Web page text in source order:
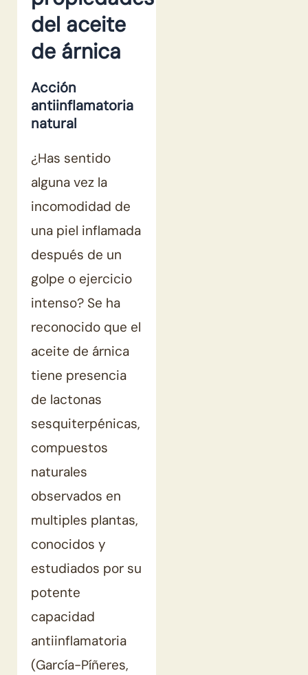
del aceite
de árnica
Acción
antiinflamatoria
natural
¿Has sentido
alguna vez la
incomodidad de
una piel inflamada
después de un
golpe o ejercicio
intenso? Se ha
reconocido que el
aceite de árnica
tiene presencia
de lactonas
sesquiterpénicas,
compuestos
naturales
observados en
multiples plantas,
conocidos y
estudiados por su
potente
capacidad
antiinflamatoria
(García-Píñeres,